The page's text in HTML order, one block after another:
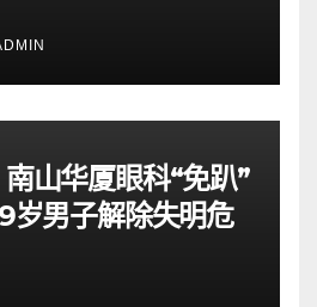
山华厦眼科“免趴”
岁男子解除失明危